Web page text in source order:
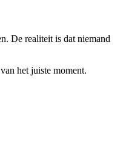
De realiteit is dat niemand
het juiste moment.